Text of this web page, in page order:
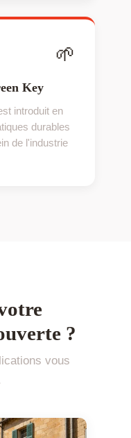
🌱
Key
introduit en
durables
de l'industrie
?
vous